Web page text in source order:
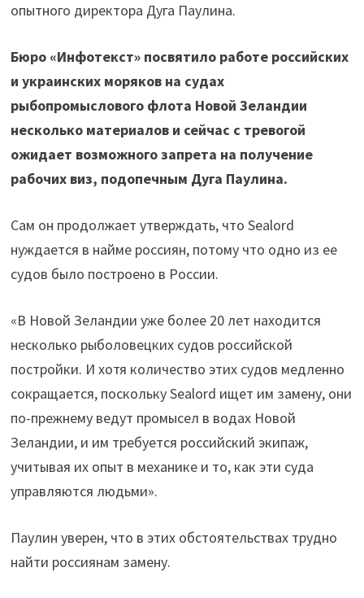
опытного директора Дуга Паулина.
Бюро «Инфотекст» посвятило работе российских
и украинских моряков на судах
рыбопромыслового флота Новой Зеландии
несколько материалов и сейчас с тревогой
ожидает возможного запрета на получение
рабочих виз, подопечным Дуга Паулина.
Сам он продолжает утверждать, что Sealord
нуждается в найме россиян, потому что одно из ее
судов было построено в России.
«В Новой Зеландии уже более 20 лет находится
несколько рыболовецких судов российской
постройки. И хотя количество этих судов медленно
сокращается, поскольку Sealord ищет им замену, они
по-прежнему ведут промысел в водах Новой
Зеландии, и им требуется российский экипаж,
учитывая их опыт в механике и то, как эти суда
управляются людьми».
Паулин уверен, что в этих обстоятельствах трудно
найти россиянам замену.